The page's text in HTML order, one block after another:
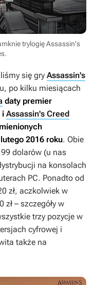
trylogię Assassin's
się gry Assassin's
po kilku miesiącach
daty premier
i Assassin's Creed
2016 roku. Obie
dolarów (u nas
na konsolach
PC. Ponadto od
zł, aczkolwiek w
zł – szczegóły w
trzy pozycje w
cyfrowej i
także na